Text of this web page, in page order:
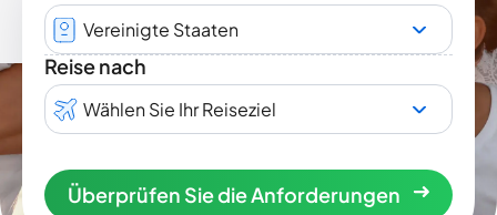
Vereinigte Staaten
Reise nach
Wählen Sie Ihr Reiseziel
Überprüfen Sie die Anforderungen